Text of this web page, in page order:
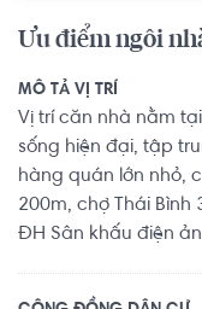
Ưu điểm ngôi
MÔ TẢ VỊ TRÍ
Vị trí căn nhà nằm
sống hiện đại, tập
hàng quán lớn nhỏ,
200m, chợ Thái Bình
ĐH Sân khấu điện